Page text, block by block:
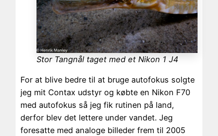
Stor Tangnål taget med et Nikon 1 J4
For at blive bedre til at bruge autofokus solgte
jeg mit Contax udstyr og købte en Nikon F70
med autofokus så jeg fik rutinen på land,
derfor blev det lettere under vandet. Jeg
foresatte med analoge billeder frem til 2005